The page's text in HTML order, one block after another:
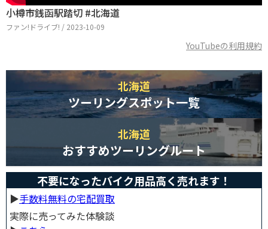
小樽市銭函駅踏切 #北海道
ファン!ドライブ! / 2023-10-09
YouTubeの利用規約
北海道
ツーリングスポット一覧
北海道
おすすめツーリングルート
不要になったバイク用品高く売れます！
▶︎手数料無料の宅配買取
実際に売ってみた体験談